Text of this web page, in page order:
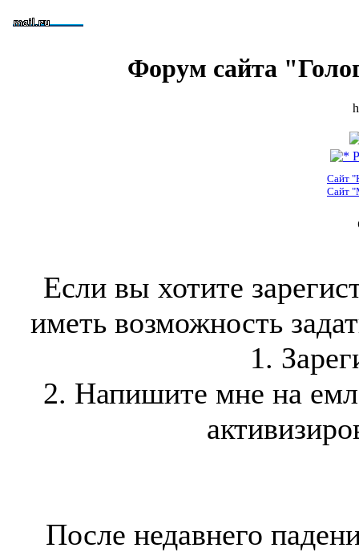
Форум сайта
Сайт
Сайт
Если вы хотите
иметь возможность
1.
2. Напишите мне на
После недавнего